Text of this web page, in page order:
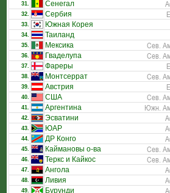
31. Сенегал
32. Сербия
33. Южная Корея
34. Таиланд
35. Мексика Сев.
36. Гваделупа Сев.
37. Фареры
38. Монтсеррат Сев.
39. Австрия
40. США Сев.
41. Аргентина Южн.
42. Эсватини
43. ЮАР
44. ДР Конго
45. Каймановы о-ва Сев.
46. Теркс и Кайкос Сев.
47. Ангола
48. Ливия
49. Бурунди